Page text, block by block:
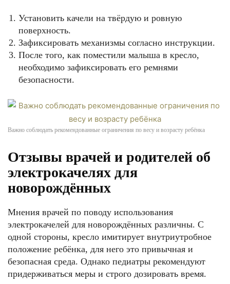
Установить качели на твёрдую и ровную
поверхность.
Зафиксировать механизмы согласно инструкции.
После того, как поместили малыша в кресло,
необходимо зафиксировать его ремнями
безопасности.
Важно соблюдать рекомендованные ограничения по весу и возрасту ребёнка
Отзывы врачей и родителей об
электрокачелях для
новорождённых
Мнения врачей по поводу использования
электрокачелей для новорождённых различны. С
одной стороны, кресло имитирует внутриутробное
положение ребёнка, для него это привычная и
безопасная среда. Однако педиатры рекомендуют
придерживаться меры и строго дозировать время.